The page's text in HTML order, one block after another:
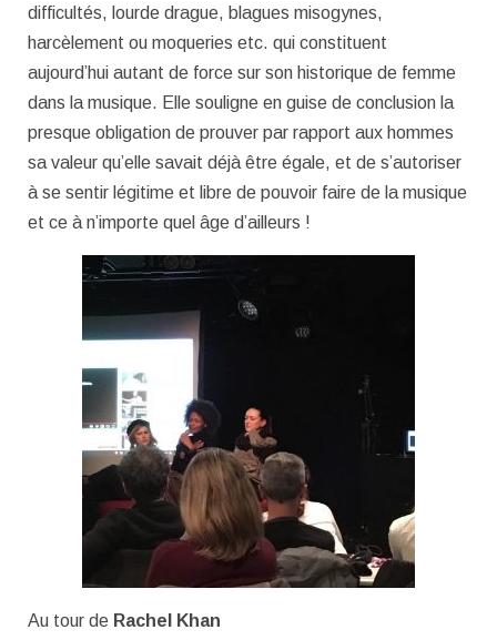
difficultés, lourde drague, blagues misogynes,
harcèlement ou moqueries etc. qui constituent
aujourd’hui autant de force sur son historique de femme
dans la musique. Elle souligne en guise de conclusion la
presque obligation de prouver par rapport aux hommes
sa valeur qu’elle savait déjà être égale, et de s’autoriser
à se sentir légitime et libre de pouvoir faire de la musique
et ce à n’importe quel âge d’ailleurs !
Au tour de Rachel Khan